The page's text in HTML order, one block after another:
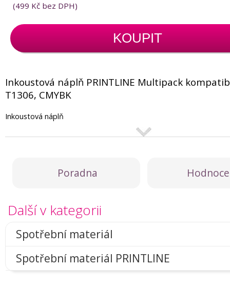
(499 Kč bez DPH)
KOUPIT
Inkoustová náplň PRINTLINE Multipack
T1306, CMYBK
Inkoustová náplň
Poradna
Další v kategorii
Spotřební materiál
Spotřební materiál PRINTLINE